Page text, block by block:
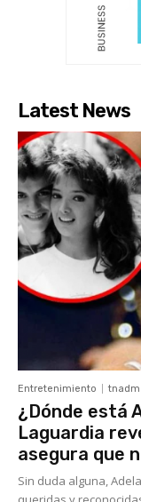
Latest News
Entretenimiento tnadm
¿Dónde está
Laguardia
asegura que
Sin duda alguna,